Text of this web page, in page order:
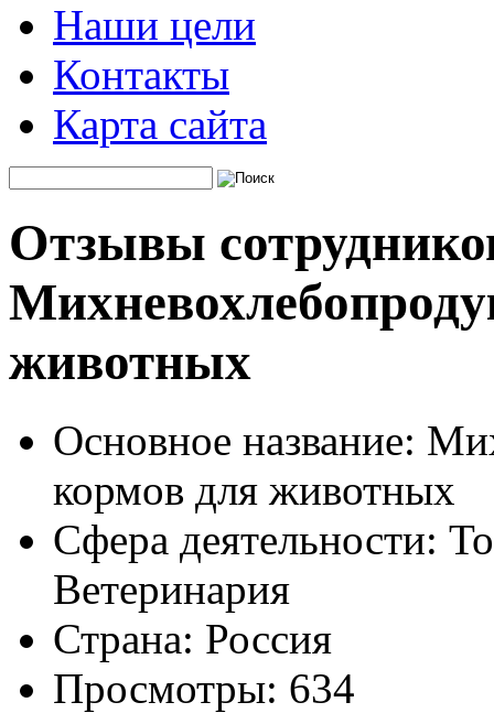
Наши цели
Контакты
Карта сайта
Отзывы
животных
Основное название:
кормов для животных
Сфера деятельности:
Ветеринария
Страна: Россия
Просмотры: 634